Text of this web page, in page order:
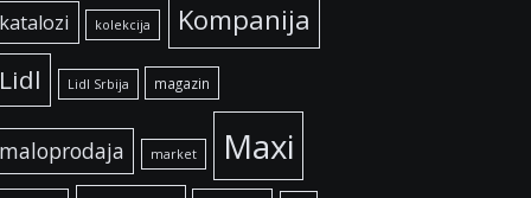
katalozi kolekcija Kompanija
Lidl Lidl Srbija magazin
maloprodaja market Maxi